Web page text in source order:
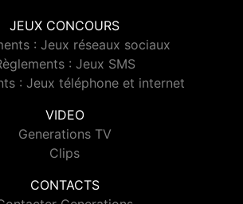
JEUX CONCOURS
: Jeux réseaux sociaux
: Jeux SMS
: Jeux téléphone et internet
VIDEO
Generations TV
Clips
CONTACTS